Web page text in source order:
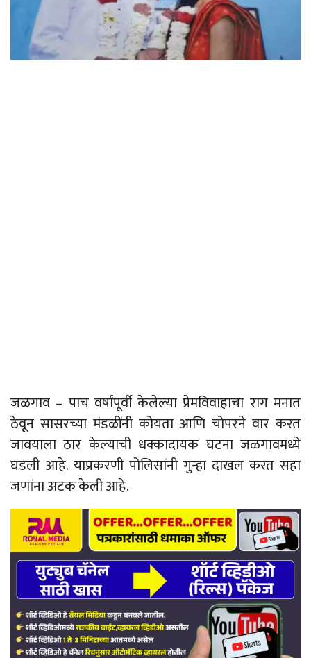
जळगाव – पाच वर्षांपूर्वी केलेल्या प्रेमविवाहाचा राग मनात
ठेवून सासरच्या मंडळींनी कोयता आणि चोपरने वार करत
जावयाला ठार केल्याची धक्कादायक घटना जळगावमध्ये
घडली आहे. याप्रकरणी पोलिसांनी गुन्हा दाखल करत सहा
जणांना अटक केली आहे.